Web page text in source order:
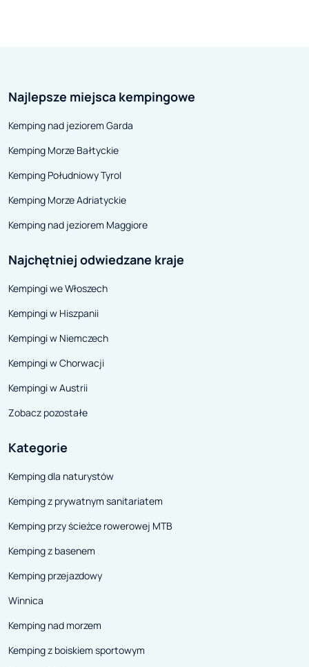
Najlepsze miejsca kempingowe
Kemping nad jeziorem Garda
Kemping Morze Bałtyckie
Kemping Południowy Tyrol
Kemping Morze Adriatyckie
Kemping nad jeziorem Maggiore
Najchętniej odwiedzane kraje
Kempingi we Włoszech
Kempingi w Hiszpanii
Kempingi w Niemczech
Kempingi w Chorwacji
Kempingi w Austrii
Zobacz pozostałe
Kategorie
Kemping dla naturystów
Kemping z prywatnym sanitariatem
Kemping przy ścieżce rowerowej MTB
Kemping z basenem
Kemping przejazdowy
Winnica
Kemping nad morzem
Kemping z boiskiem sportowym